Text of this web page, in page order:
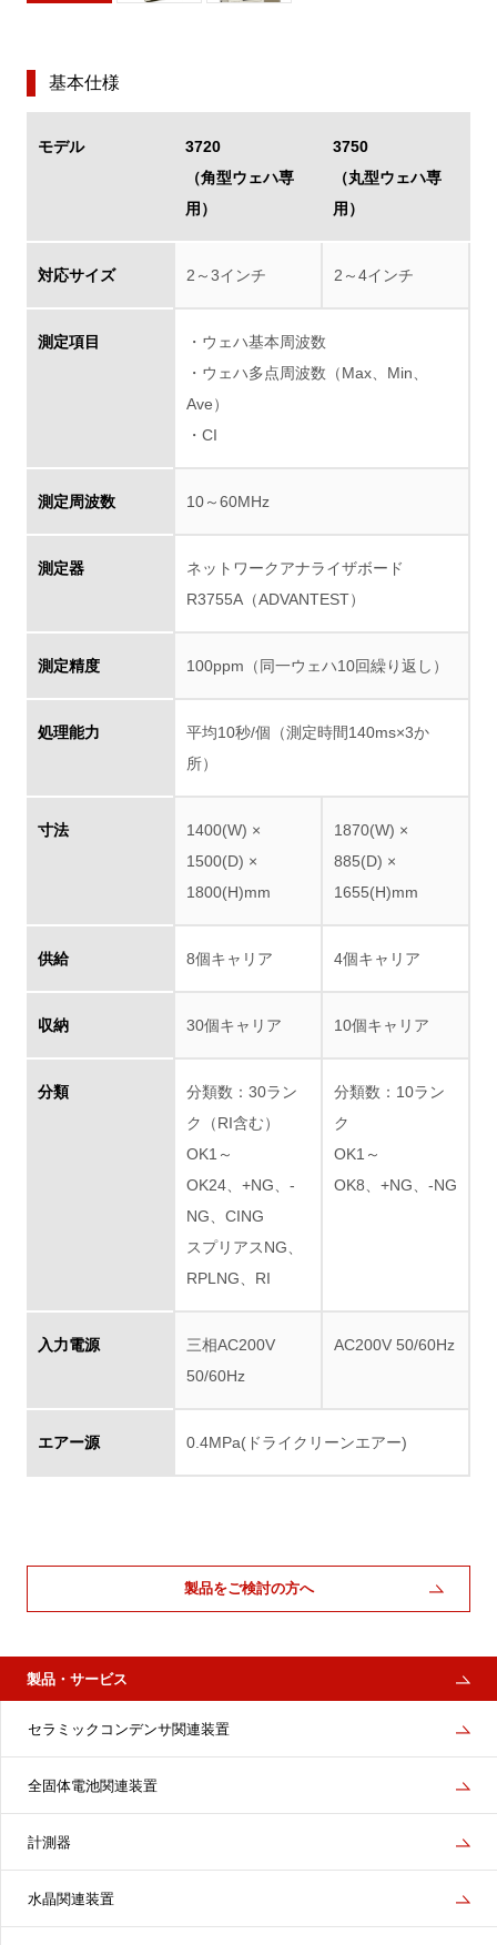
基本仕様
モデル
3720
（角型ウェハ専
用）
3750
（丸型ウェハ専
用）
対応サイズ 2～3インチ 2～4インチ
測定項目
・ウェハ基本周波数
・ウェハ多点周波数（Max、Min、
Ave）
・CI
測定周波数 10～60MHz
測定器
ネットワークアナライザボード
R3755A（ADVANTEST）
測定精度 100ppm（同一ウェハ10回繰り返し）
処理能力
平均10秒/個（測定時間140ms×3か
所）
寸法
1400(W) ×
1500(D) ×
1800(H)mm
1870(W) ×
885(D) ×
1655(H)mm
供給 8個キャリア 4個キャリア
収納 30個キャリア 10個キャリア
分類
分類数：30ラン
ク（RI含む）
OK1～
OK24、+NG、-
NG、CING
スプリアスNG、
RPLNG、RI
分類数：10ラン
ク
OK1～
OK8、+NG、-NG
入力電源
三相AC200V
50/60Hz
AC200V 50/60Hz
エアー源 0.4MPa(ドライクリーンエアー)
製品をご検討の方へ
製品・サービス
セラミックコンデンサ関連装置
全固体電池関連装置
計測器
水晶関連装置